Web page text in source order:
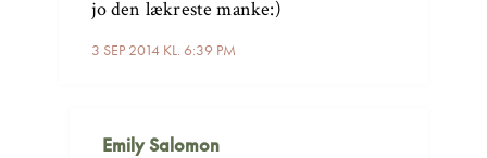
3 SEP 2014 KL. 6:39 PM
jo den lækreste manke:)
Emily Salomon